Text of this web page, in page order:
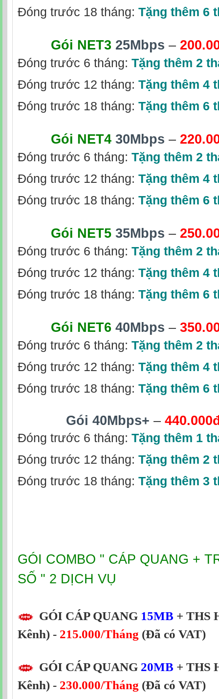
Đóng trước 18 tháng: Tặng thêm 6
Gói NET3 25Mbps –
Đóng trước 6 tháng: Tặng thêm 2
Đóng trước 12 tháng: Tặng thêm 4
Đóng trước 18 tháng: Tặng thêm 6
Gói NET4 30Mbps –
Đóng trước 6 tháng: Tặng thêm 2
Đóng trước 12 tháng: Tặng thêm 4
Đóng trước 18 tháng: Tặng thêm 6
Gói NET5 35Mbps –
Đóng trước 6 tháng: Tặng thêm 2
Đóng trước 12 tháng: Tặng thêm 4
Đóng trước 18 tháng: Tặng thêm 6
Gói NET6 40Mbps –
Đóng trước 6 tháng: Tặng thêm 2
Đóng trước 12 tháng: Tặng thêm 4
Đóng trước 18 tháng: Tặng thêm 6
Gói 40Mbps+ –
Đóng trước 6 tháng: Tặng thêm 1
Đóng trước 12 tháng: Tặng thêm 2
Đóng trước 18 tháng: Tặng thêm 3
GÓI COMBO " CÁP QUANG +
SỐ " 2 DỊCH VỤ
GÓI CÁP QUANG 15MB + THS
Kênh) - 215.000/Tháng (Đã có VAT)
GÓI CÁP QUANG 20MB + THS
Kênh) - 230.000/Tháng (Đã có VAT)